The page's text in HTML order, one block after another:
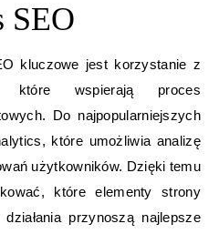
SEO
kluczowe jest korzystanie z
które wspierają proces
Do najpopularniejszych
które umożliwia analizę
użytkowników. Dzięki temu
które elementy strony
przynoszą najlepsze